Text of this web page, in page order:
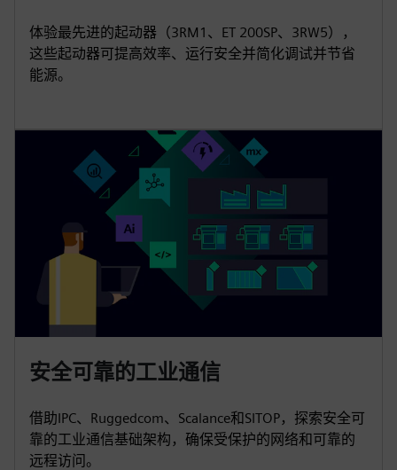
体验最先进的起动器（3RM1、ET 200SP、3RW5），
这些起动器可提高效率、运行安全并简化调试并节省
能源。
安全可靠的工业通信
借助IPC、Ruggedcom、Scalance和SITOP，探索安全可
靠的工业通信基础架构，确保受保护的网络和可靠的
远程访问。